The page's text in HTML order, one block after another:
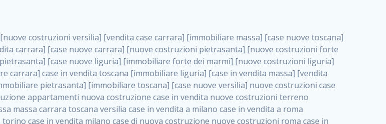
[nuove costruzioni versilia] [vendita case carrara] [immobiliare massa] [case nuove toscana] [case in vendita versilia] [case nuove forte dei marmi] [case in vendita carrara] [case nuove carrara] [nuove costruzioni pietrasanta] [nuove costruzioni forte dei marmi] [immobiliare versilia] [case nuove massa] [case nuove pietrasanta] [case nuove liguria] [immobiliare forte dei marmi] [nuove costruzioni liguria] [nuove costruzioni carrara] [nuove costruzioni massa] [immobiliare carrara] case in vendita toscana [immobiliare liguria] [case in vendita massa] [vendita case massa] [vendita case versilia] [nuove costruzioni toscana] [immobiliare pietrasanta] [immobiliare toscana] [case nuove versilia] nuove costruzioni case nuove in vendita case nuove case in costruzione case nuova costruzione appartamenti nuova costruzione case in vendita nuove costruzioni terreno edificabile nuove costruzioni milano marina di carrara carrara massa massa carrara toscana versilia case in vendita a milano case in vendita a roma appartamenti nuovi in vendita vendita case milano case in vendita torino case in vendita milano case di nuova costruzione nuove costruzioni roma case in vendita roma , case di nuova costruzione a roma . vendita case roma vendita case torino villette nuova costruzione vendita case privati cerco casa milano vendita case impresa edile vendita case genova vendita immobili vendita case nuove cerco casa ville nuova costruzione annunci case in vendita case in vendita nuova costruzione nuove case in vendita case in vendita da privati villette a schiera cerco casa in vendita case in affitto vendita nuove costruzioni costruire case affitto affitto negozio milano cerco casa roma cerco casa nuova costruzione appartamenti in costruzione, case di nuova costruzione a roma . case nuove vendita case in vendita nuove case nuove milano nuove costruzioni morena case in vendita costruzioni case case in vendita tor vergata nuova annunci vendita case case in vendita milano centro, case di nuova costruzione a roma . vendita case nuova costruzione case in vendita privati agenzia immobiliare appartamenti di nuova costruzione ville in costruzione case in vendita a opera nuova costruzione nuove costruzioni torino, case di nuova costruzione a roma . appartamenti nuovi impresa edile roma trova casa costruzioni nuove appartamenti in affitto cantieri in costruzione, case di nuova costruzione a roma . immobiliare nuove costruzioni case in vendita dragona appartamenti in vendita siti vendita case case in vendita roma nord nuovi costruzioni ville nuove in vendita nuove costruzioni in vendita trovocasa cerco casa affitto villette in vendita nuove costruzioni immobiliari nuove costruzioni bologna toscano immobiliare palermo nuovi appartamenti vendita case dragona nuova costruzione case in vendita villaggio prenestino, case di nuova costruzione a roma . case in vendita dal costruttore imprese edili torino nuove costruzioni firenze immobiliare case nuove in costruzione toscano immobiliare milano, case di nuova costruzione a roma . casanuova case in vendita acilia dragona case in vendita di nuova costruzione case in vendita da costruttore nuove costruzioni eur case e cantieri appartamenti in vendita nuova costruzione case in vendita a dragona roma case in vendita nuove case in costruzione porta portese immobiliare appartamenti cerco casa disperatamente case in vendita torresina cascine in vendita vendita immobili roma, case di nuova costruzione a roma . milano nuove costruzioni morena case in vendita costruzioni edili nuove costruzioni catania visure catastali on line gratis nuove costruzioni monza case in costruzione milano, case di nuova costruzione a roma . nuove costruzioni boccea vendita immobili milano attico immobiliare roma vendita imprese edili bergamo impresa edile bologna case in vendita a classe appartamento nuovo nuove costruzioni pietralata case costruzione case in vendita roma sud nuove costruzioni residenziali a milano appartamenti nuova costruzione milano case in vendita boccea case in vendita morena nuove costruzioni vendita immobili privati, case di nuova costruzione a roma . comprare casa nuova costruzione case in vendita con leasing case in vendita ostia antica case nuova costruzione milano appartamenti nuovi milano case nuove roma nuove costruzioni bari edilizia convenzionata case in vendita a tortona villaggio prenestino case in vendita toscano immobiliare professione casa nuove costruzioni parma impresa costruzioni nuove case nuove costruzioni bergamo vendita immobili torino ville di nuova costruzione solo affitti appartamento nuovo in vendita appartamenti nuova costruzione roma case nuova costruzione roma, case di nuova costruzione a roma . nuove costruzioni a milano case in costruzione roma impresa di costruzioni grimaldi immobiliare costruzioni villetta nuova costruzione case in vendita da imprese edili cerco casa a acquisto casa in costruzione nuove costruzioni mare costruzioni immobiliari cantieri nuove costruzioni acquisto casa nuova costruzione nuove costruzioni padova comprare casa in costruzione impresa edile napoli nuove costruzioni pescara casa risorse immobiliari, case di nuova costruzione a roma . immobili in costruzione villette nuove villette nuove in vendita gabetti imprese edili verona nuove costruzioni milano sud nuovi immobili nuove costruzioni legnano, case di nuova costruzione a roma . cantieri nuove costruzioni milano villa nuova case vendita nuove costruzioni appartamenti in vendita nuovi immobili nuovi costruttori case imprese edili brescia nuovi appartamenti milano case in vendita selva nera casa nuova retecasa case nuova costruzione in vendita monolocale imprese edili firenze imprese edili padova frimm vendita case dragona nuove costruzioni vendita imprese edili parma imprese di costruzioni milano immobiliare toscano frimm immobiliare roma case case dal costruttore acquisto terreno agricolo imprese edili italiane roma vende casa case nuove a milano nuove costruzioni a roma imprese costruzioni roma cerco casa nuova immobili di nuova costruzione case in vendita castelverde roma impresa edile palermo rent to buy roma nuove costruzioni, case di nuova costruzione a roma . tempocasa case in vendita a riscatto nuove costruzioni varese nuove costruzioni bolzano vendita case in costruzione nuove costruzioni lecce cantiere milano costruire villa imprese edili treviso impresa edile catania case in vendita roma tiburtina vendita appartamenti nuova costruzione vendita immobili commerciali case nuove in vendita milano nuove costruzioni seregno cerca casa vendita cerco casa milano vendita nuove costruzioni milano ovest vendita case nuove milano imprese edili modena nuove costruzioni milano centro case in vendita aranova nuove abitazioni, case di nuova costruzione a roma ., case di nuova costruzione a roma . nuove costruzioni brescia nuove costruzioni como appartamenti nuovi in vendita a milano case in vendita bologna nuove costruzioni appartamenti in vendita milano nuova costruzione imprese edili como morena nuove costruzioni nuove costruzioni case vendita appartamenti nuovi nuove costruzioni salerno eurekasa villette in costruzione bilocali nuovi case nuove in vendita a roma case in vendita con permuta nuove costruzioni trento impresa edile varese imprese costruzioni milano imprese edili venezia case in vendita prenestina imprese edili spa nuove costruzioni gallarate roma nuove costruzioni case in nuova costruzione nuovi case nuove in vendita a milano nuove costruzioni loano nuovi cantieri milano imprese edili novara case in vendita roma est imprese di costruzioni roma appartamenti in costruzione milano nuovi cantieri cerco casa vendita milano nuove costruzioni brugherio vendita case da imprese edili imprese edili udine nuove costruzioni direttamente dal costruttore imprese edili vicenza case in vendita a loano nuova costruzione nuove villette prezzi case nuove case in vendita in costruzione compravendita terreno agricolo cantiere, case di nuova costruzione a roma . case in vendita milano navigli costruzione nuova casa costruzioni nuove milano nuove costruzioni roma rent to buy nuove costruzioni taranto palazzo in costruzione vendita appartamenti nuova costruzione milano centro costruzioni milano case in vendita milano nuove costruzioni case in vendita milano sud impresa edile como case nuove a roma boccea case in vendita imprese edili trento nuove costruzioni buccinasco case in costruzione a milano nuove costruzioni ripamonti case in vendita a salerno nuove costruzioni nuove residenze milano case nuove vendita milano nuove costruzioni milano nord nuove costruzioni livorno vendita nuove costruzioni roma nuove costruzioni liguria costruzioni roma cerco casa roma vendita nuove costruzioni classe a impresa edile rimini nuovi annunci case in vendita nuove costruzioni magenta todini costruzioni case grezze in vendita vendita appartamenti nuovi milano case in vendita gallaratese milano nuove costruzioni arezzo, case di nuova costruzione a roma . case in vendita castelverde case nuove dal costruttore nuovo appartamento nuove costruzioni desenzano imprese edili lombardia imprese edili veneto appartamenti in costruzione roma case vendita pescara nuove costruzioni case in vendita ad acilia imprese edili verona e provincia nuove costruzioni desio appartamenti classe a milano firenze nuove costruzioni pirelli re immobiliare grandi imprese di costruzioni case in vendita torresina roma case in vendita navigli milano nuove costruzioni roma centro nuovecostruzioni appartamenti nuovi a milano impresa edile ancona nuove residenze dragona case in vend